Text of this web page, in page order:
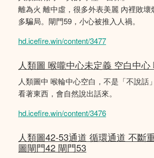
離為火 離中虛，很多外表美麗 內裡敗壞
多騙局。閘門59，小心被推入人禍。
hd.icefire.win/content/3477
人類圖 喉嚨中心未定義 空白中
人類圖中 喉輪中心空白，不是「不說話
看著東西，會自然說出話來。
hd.icefire.win/content/3476
人類圖42-53通道 循環通道 不斷
圖閘門42 閘門53